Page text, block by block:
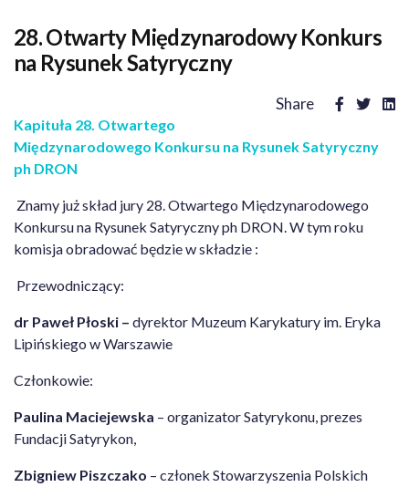
28. Otwarty Międzynarodowy Konkurs
na Rysunek Satyryczny
Share
Kapituła 28. Otwartego
Międzynarodowego Konkursu na Rysunek Satyryczny
ph DRON
Znamy już skład jury 28. Otwartego Międzynarodowego
Konkursu na Rysunek Satyryczny ph DRON. W tym roku
komisja obradować będzie w składzie :
Przewodniczący:
dr Paweł Płoski – dyrektor Muzeum Karykatury im. Eryka
Lipińskiego w Warszawie
Członkowie:
Paulina Maciejewska – organizator Satyrykonu, prezes
Fundacji Satyrykon,
Zbigniew Piszczako – członek Stowarzyszenia Polskich